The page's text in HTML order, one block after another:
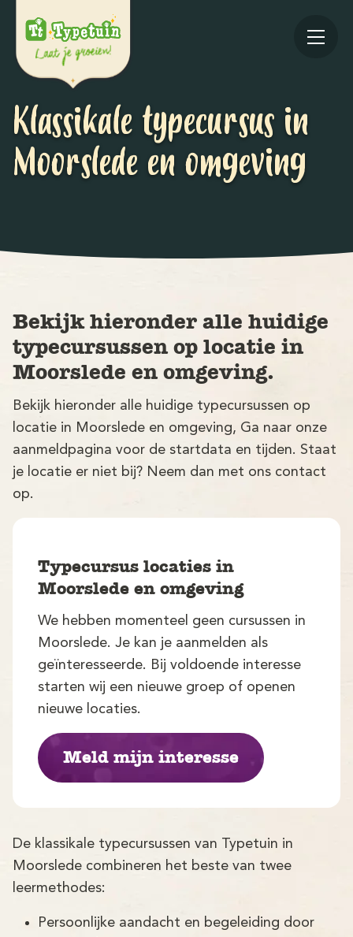
Aanmelden
Klassikale typecursus in
Moorslede en omgeving
Bekijk hieronder alle huidige
typecursussen op locatie in
Moorslede en omgeving.
Bekijk hieronder alle huidige typecursussen op
locatie in Moorslede en omgeving, Ga naar onze
aanmeldpagina voor de startdata en tijden. Staat
je locatie er niet bij? Neem dan met ons contact
op.
Typecursus locaties in
Moorslede en omgeving
We hebben momenteel geen cursussen in
Moorslede. Je kan je aanmelden als
geïnteresseerde. Bij voldoende interesse
starten wij een nieuwe groep of openen
nieuwe locaties.
Meld mijn interesse
De klassikale typecursussen van Typetuin in
Moorslede combineren het beste van twee
leermethodes:
Persoonlijke aandacht en begeleiding door